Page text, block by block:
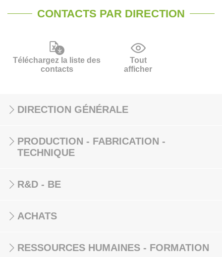
CONTACTS PAR DIRECTION
Téléchargez la liste des
contacts
Tout
afficher
DIRECTION GÉNÉRALE
PRODUCTION - FABRICATION -
TECHNIQUE
R&D - BE
ACHATS
RESSOURCES HUMAINES - FORMATION